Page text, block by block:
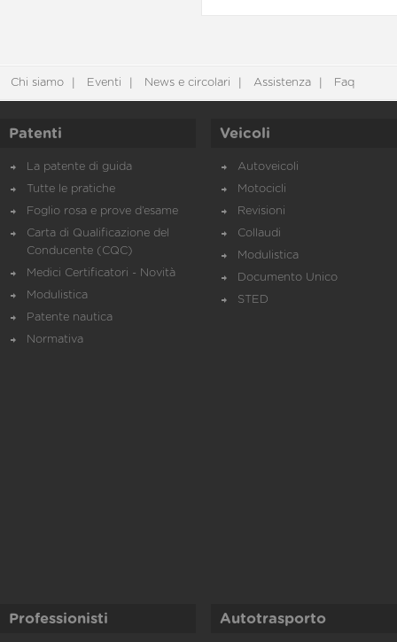
Chi siamo Eventi News e circolari Assistenza Faq
Patenti
La patente di guida
Tutte le pratiche
Foglio rosa e prove d’esame
Carta di Qualificazione del
Conducente (CQC)
Medici Certificatori - Novità
Modulistica
Patente nautica
Normativa
Veicoli
Autoveicoli
Motocicli
Revisioni
Collaudi
Modulistica
Documento Unico
STED
Professionisti Autotrasporto